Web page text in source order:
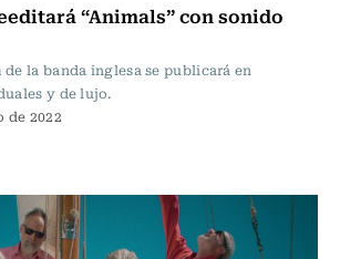
“Animals” con sonido
la banda inglesa se publicará en
y de lujo.
de 2022